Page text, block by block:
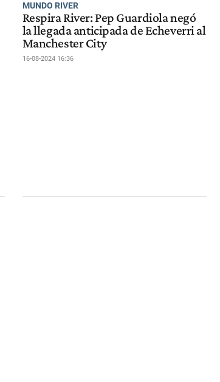
MUNDO RIVER
Respira River: Pep Guardiola negó
la llegada anticipada de Echeverri al
Manchester City
16-08-2024 16:36